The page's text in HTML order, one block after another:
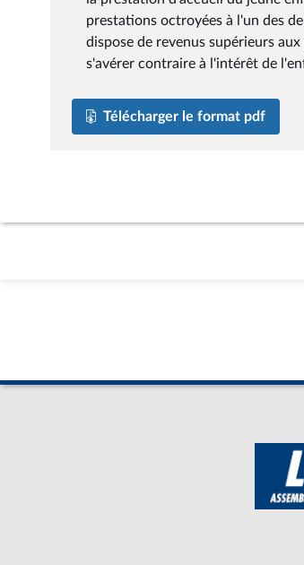
prestations octroyées à l'un des
dispose de revenus supérieurs
s'avérer contraire à l'intérêt de
Télécharger le format pdf